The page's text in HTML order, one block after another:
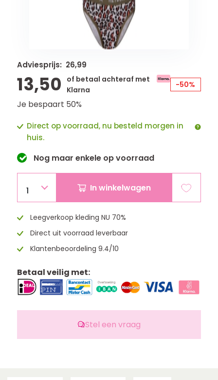
Schommelstoelen en wipstoeltjes
Adviesprijs: 26,99
13,50
of betaal achteraf met
Klarna
-50%
Je bespaart 50%
Direct op voorraad, nu besteld morgen in
huis.
Nog maar enkele op voorraad
1 In winkelwagen
Leegverkoop kleding NU 70%
Direct uit voorraad leverbaar
Klantenbeoordeling 9.4/10
Betaal veilig met:
Stel een vraag